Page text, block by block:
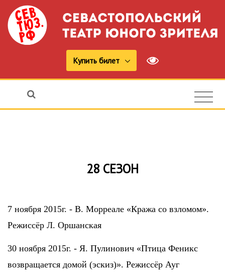
Купить билет
28 СЕЗОН
7 ноября 2015г. - В. Морреале «Кража со взломом».
Режиссёр Л. Оршанская
30 ноября 2015г. - Я. Пулинович «Птица Феникс
возвращается домой (эскиз)». Режиссёр Ауг